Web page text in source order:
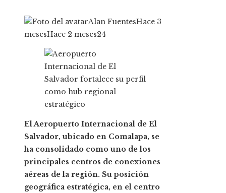
Alan FuentesHace 3
mesesHace 2 meses24
El Aeropuerto Internacional de El
Salvador, ubicado en Comalapa, se
ha consolidado como uno de los
principales centros de conexiones
aéreas de la región. Su posición
geográfica estratégica, en el centro